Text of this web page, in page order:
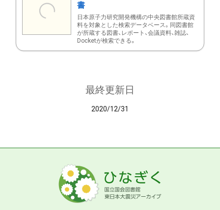
書
日本原子力研究開発機構の中央図書館所蔵資
料を対象とした検索データベース。同図書館
が所蔵する図書、レポート、会議資料、雑誌、
Docketが検索できる。
最終更新日
2020/12/31